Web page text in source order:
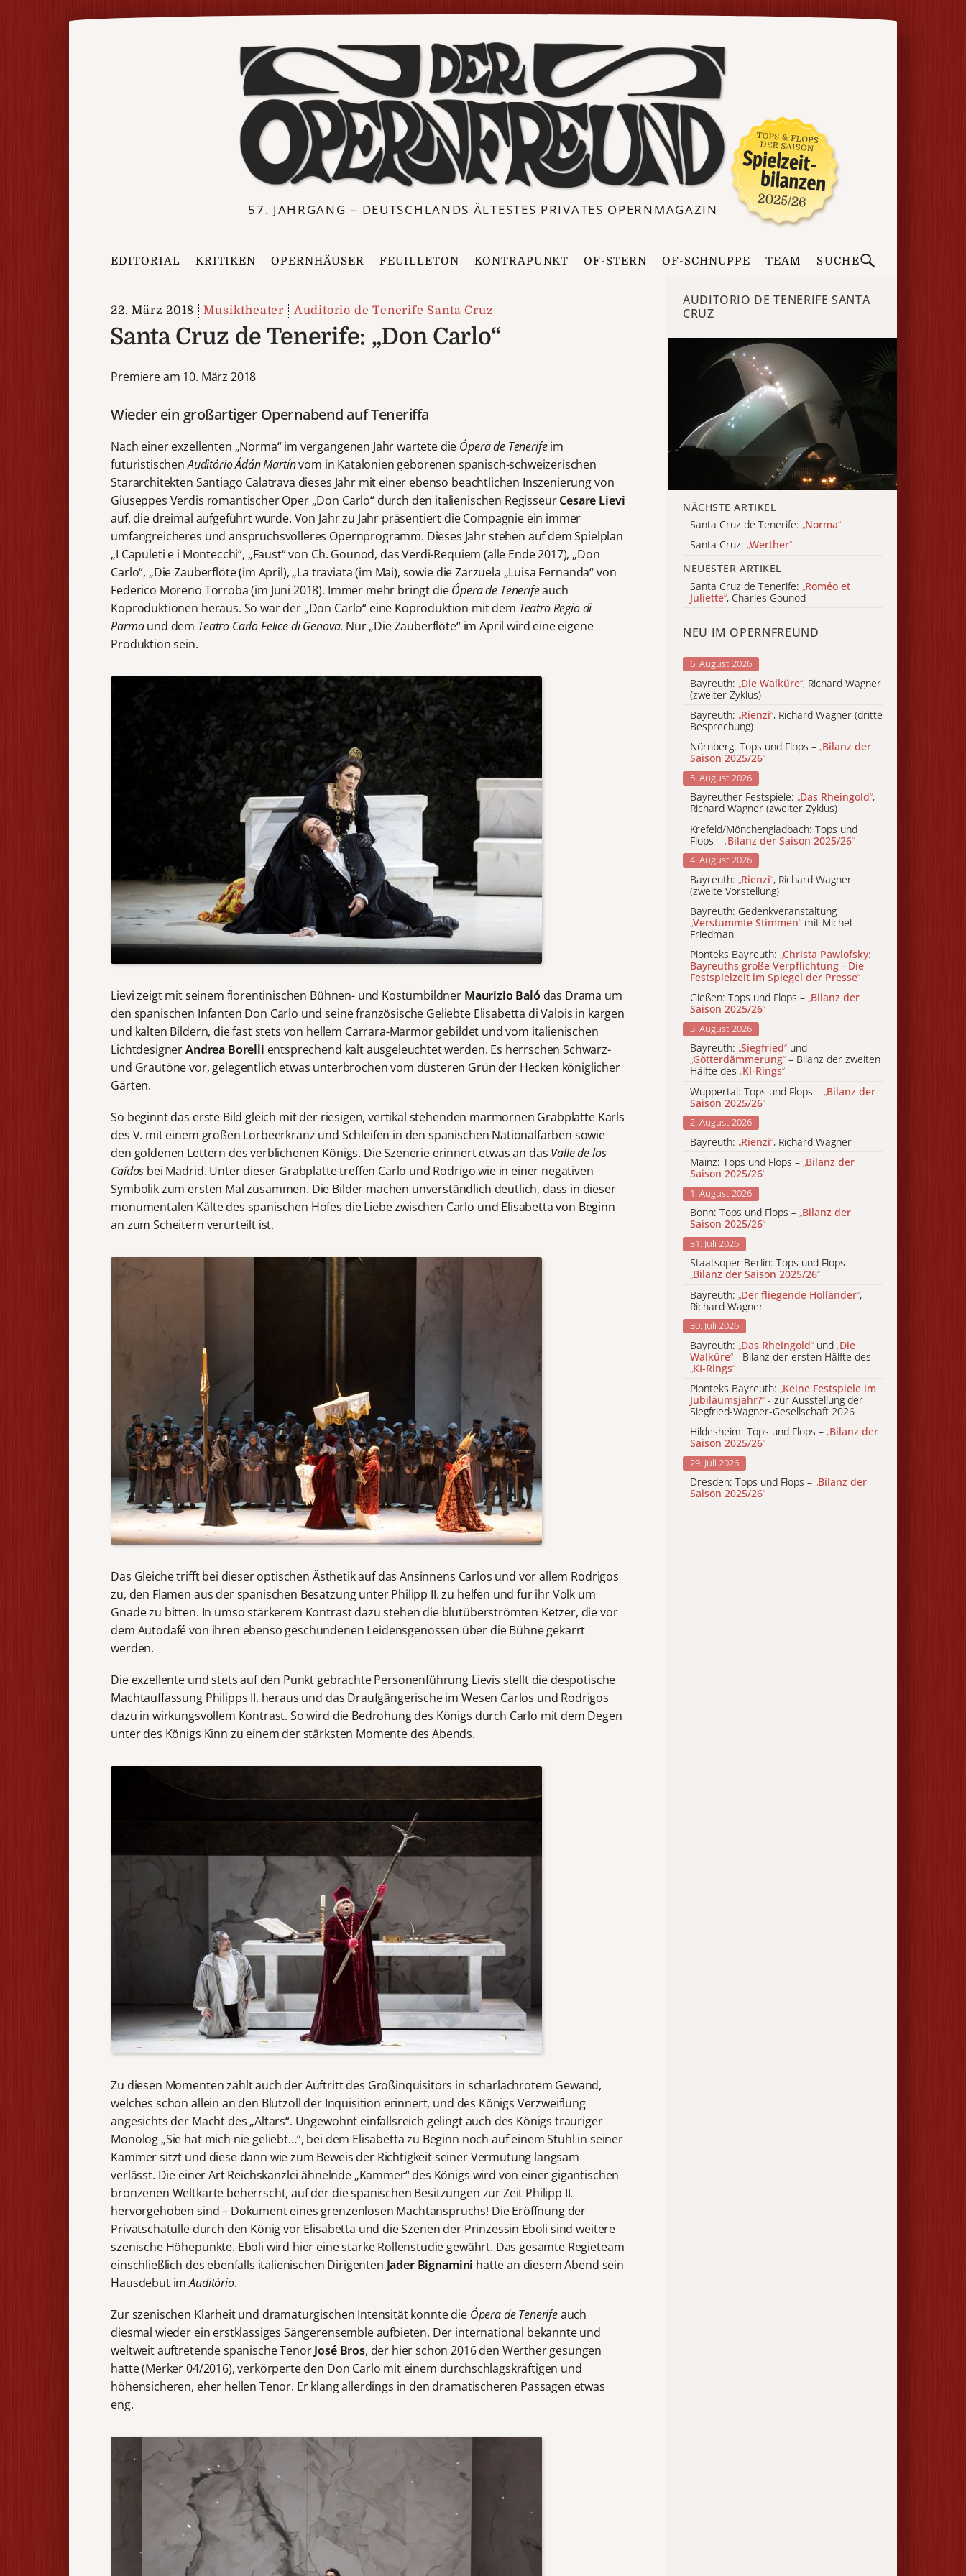
57. JAHRGANG – DEUTSCHLANDS ÄLTESTES PRIVATES OPERNMAGAZIN
EDITORIAL KRITIKEN OPERNHÄUSER FEUILLETON KONTRAPUNKT OF-STERN OF-SCHNUPPE TEAM SUCHE
22. März 2018 Musiktheater Auditorio de Tenerife Santa Cruz
Santa Cruz de Tenerife: „Don Carlo“
Premiere am 10. März 2018
Wieder ein großartiger Opernabend auf Teneriffa
Nach einer exzellenten „Norma“ im vergangenen Jahr wartete die Ópera de Tenerifeim
futuristischenAuditório Ádán Martínvom in Katalonien geborenen spanisch-schweizerischen
Stararchitekten Santiago Calatrava dieses Jahr mit einer ebenso beachtlichen Inszenierung von
Giuseppes Verdis romantischer Oper „Don Carlo“ durch den italienischen RegisseurCesare Lievi
auf, die dreimal aufgeführt wurde. Von Jahr zu Jahr präsentiert die Compagnie ein immer
umfangreicheres und anspruchsvolleres Opernprogramm. Dieses Jahr stehen auf dem Spielplan
„I Capuleti e i Montecchi“, „Faust“ von Ch. Gounod, das Verdi-Requiem (alle Ende 2017), „Don
Carlo“, „Die Zauberflöte (im April), „La traviata (im Mai), sowie die Zarzuela „Luisa Fernanda“ von
Federico Moreno Torroba (im Juni 2018). Immer mehr bringt dieÓpera de Tenerifeauch
Koproduktionen heraus. So war der „Don Carlo“ eine Koproduktion mit dem Teatro Regio di
Parmaund dem Teatro Carlo Felice di Genova. Nur „Die Zauberflöte“ im April wird eine eigene
Produktion sein.
Lievi zeigt mit seinem florentinischen Bühnen- und Kostümbildner Maurizio Baló das Drama um
den spanischen Infanten Don Carlo und seine französische Geliebte Elisabetta di Valois in kargen
und kalten Bildern, die fast stets von hellem Carrara-Marmor gebildet und vom italienischen
LichtdesignerAndrea Borelli entsprechend kalt ausgeleuchtet werden. Es herrschen Schwarz-
und Grautöne vor, gelegentlich etwas unterbrochen vom düsteren Grün der Hecken königlicher
Gärten.
So beginnt das erste Bild gleich mit der riesigen, vertikal stehenden marmornen Grabplatte Karls
des V. mit einem großen Lorbeerkranz und Schleifen in den spanischen Nationalfarben sowie
den goldenen Lettern des verblichenen Königs. Die Szenerie erinnert etwas an das Valle de los
Caídos bei Madrid. Unter dieser Grabplatte treffen Carlo und Rodrigo wie in einer negativen
Symbolik zum ersten Mal zusammen. Die Bilder machen unverständlich deutlich, dass in dieser
monumentalen Kälte des spanischen Hofes die Liebe zwischen Carlo und Elisabetta von Beginn
an zum Scheitern verurteilt ist.
Das Gleiche trifft bei dieser optischen Ästhetik auf das Ansinnens Carlos und vor allem Rodrigos
zu, den Flamen aus der spanischen Besatzung unter Philipp II. zu helfen und für ihr Volk um
Gnade zu bitten. In umso stärkerem Kontrast dazu stehen die blutüberströmten Ketzer, die vor
dem Autodafé von ihren ebenso geschundenen Leidensgenossen über die Bühne gekarrt
werden.
Die exzellente und stets auf den Punkt gebrachte Personenführung Lievis stellt die despotische
Machtauffassung Philipps II. heraus und das Draufgängerische im Wesen Carlos und Rodrigos
dazu in wirkungsvollem Kontrast. So wird die Bedrohung des Königs durch Carlo mit dem Degen
unter des Königs Kinn zu einem der stärksten Momente des Abends.
Zu diesen Momenten zählt auch der Auftritt des Großinquisitors in scharlachrotem Gewand,
welches schon allein an den Blutzoll der Inquisition erinnert, und des Königs Verzweiflung
angesichts der Macht des „Altars“. Ungewohnt einfallsreich gelingt auch des Königs trauriger
Monolog „Sie hat mich nie geliebt…“, bei dem Elisabetta zu Beginn noch auf einem Stuhl in seiner
Kammer sitzt und diese dann wie zum Beweis der Richtigkeit seiner Vermutung langsam
verlässt. Die einer Art Reichskanzlei ähnelnde „Kammer“ des Königs wird von einer gigantischen
bronzenen Weltkarte beherrscht, auf der die spanischen Besitzungen zur Zeit Philipp II.
hervorgehoben sind – Dokument eines grenzenlosen Machtanspruchs! Die Eröffnung der
Privatschatulle durch den König vor Elisabetta und die Szenen der Prinzessin Eboli sind weitere
szenische Höhepunkte. Eboli wird hier eine starke Rollenstudie gewährt. Das gesamte Regieteam
einschließlich des ebenfalls italienischen Dirigenten Jader Bignamini hatte an diesem Abend sein
Hausdebut imAuditório.
Zur szenischen Klarheit und dramaturgischen Intensität konnte die Ópera de Tenerifeauch
diesmal wieder ein erstklassiges Sängerensemble aufbieten. Der international bekannte und
weltweit auftretende spanische TenorJosé Bros, der hier schon 2016 den Werther gesungen
hatte (Merker 04/2016), verkörperte den Don Carlo mit einem durchschlagskräftigen und
höhensicheren, eher hellen Tenor. Er klang allerdings in den dramatischeren Passagen etwas
eng.
AUDITORIO DE TENERIFE SANTA
CRUZ
NÄCHSTE ARTIKEL
Santa Cruz de Tenerife: „Norma“
Santa Cruz: „Werther“
NEUESTER ARTIKEL
Santa Cruz de Tenerife: „Roméo et
Juliette“, Charles Gounod
NEU IM OPERNFREUND
6. August 2026
Bayreuth: „Die Walküre“, Richard Wagner
(zweiter Zyklus)
Bayreuth: „Rienzi“, Richard Wagner (dritte
Besprechung)
Nürnberg: Tops und Flops – „Bilanz der
Saison 2025/26“
5. August 2026
Bayreuther Festspiele: „Das Rheingold“,
Richard Wagner (zweiter Zyklus)
Krefeld/Mönchengladbach: Tops und
Flops – „Bilanz der Saison 2025/26“
4. August 2026
Bayreuth: „Rienzi“, Richard Wagner
(zweite Vorstellung)
Bayreuth: Gedenkveranstaltung
„Verstummte Stimmen“ mit Michel
Friedman
Pionteks Bayreuth: „Christa Pawlofsky:
Bayreuths große Verpflichtung - Die
Festspielzeit im Spiegel der Presse“
Gießen: Tops und Flops – „Bilanz der
Saison 2025/26“
3. August 2026
Bayreuth: „Siegfried“ und
„Götterdämmerung“ – Bilanz der zweiten
Hälfte des „KI-Rings“
Wuppertal: Tops und Flops – „Bilanz der
Saison 2025/26“
2. August 2026
Bayreuth: „Rienzi“, Richard Wagner
Mainz: Tops und Flops – „Bilanz der
Saison 2025/26“
1. August 2026
Bonn: Tops und Flops – „Bilanz der
Saison 2025/26“
31. Juli 2026
Staatsoper Berlin: Tops und Flops –
„Bilanz der Saison 2025/26“
Bayreuth: „Der fliegende Holländer“,
Richard Wagner
30. Juli 2026
Bayreuth: „Das Rheingold“ und „Die
Walküre“ - Bilanz der ersten Hälfte des
„KI-Rings“
Pionteks Bayreuth: „Keine Festspiele im
Jubiläumsjahr?“ - zur Ausstellung der
Siegfried-Wagner-Gesellschaft 2026
Hildesheim: Tops und Flops – „Bilanz der
Saison 2025/26“
29. Juli 2026
Dresden: Tops und Flops – „Bilanz der
Saison 2025/26“